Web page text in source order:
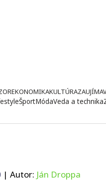
EKONOMIKAKULTÚRA
ŠportMódaVeda a technika
| Autor: Ján Droppa